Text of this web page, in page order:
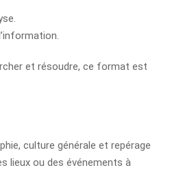
et résoudre, ce format est
culture générale et repérage
lieux ou des événements à